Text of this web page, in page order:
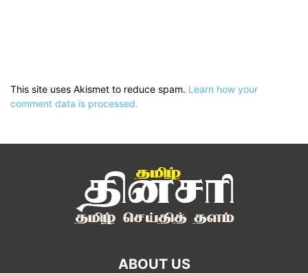
This site uses Akismet to reduce spam. Learn how your
comment data is processed.
ABOUT US